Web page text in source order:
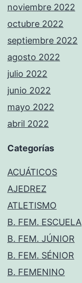
noviembre 2022
octubre 2022
septiembre 2022
agosto 2022
julio 2022
junio 2022
mayo 2022
abril 2022
Categorías
ACUÁTICOS
AJEDREZ
ATLETISMO
B. FEM. ESCUELA
B. FEM. JÚNIOR
B. FEM. SÉNIOR
B. FEMENINO